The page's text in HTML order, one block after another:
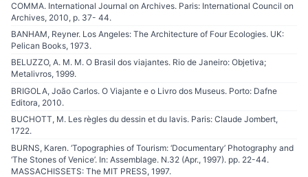
COMMA. International Journal on Archives. Paris: International Council on
Archives, 2010, p. 37- 44.
BANHAM, Reyner. Los Angeles: The Architecture of Four Ecologies. UK:
Pelican Books, 1973.
BELUZZO, A. M. M. O Brasil dos viajantes. Rio de Janeiro: Objetiva;
Metalivros, 1999.
BRIGOLA, João Carlos. O Viajante e o Livro dos Museus. Porto: Dafne
Editora, 2010.
BUCHOTT, M. Les règles du dessin et du lavis. Paris: Claude Jombert,
1722.
BURNS, Karen. ‘Topographies of Tourism: ‘Documentary’ Photography and
‘The Stones of Venice’. In: Assemblage. N.32 (Apr., 1997). pp. 22-44.
MASSACHISSETS: The MIT PRESS, 1997.